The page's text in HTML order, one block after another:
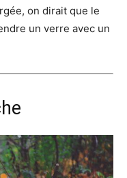
on dirait que le
un verre avec un